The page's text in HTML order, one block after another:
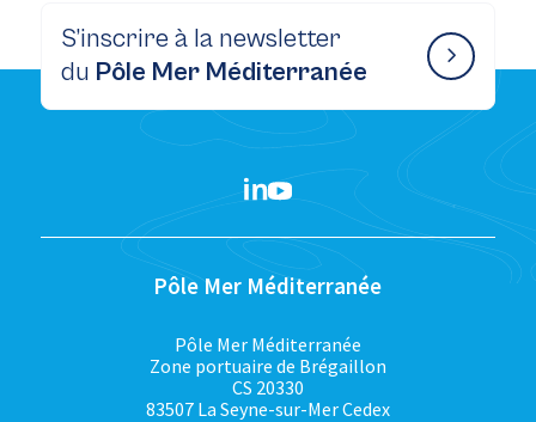
S’inscrire à la newsletter
du Pôle Mer Méditerranée
Pôle Mer Méditerranée
Pôle Mer Méditerranée
Zone portuaire de Brégaillon
CS 20330
83507 La Seyne-sur-Mer Cedex